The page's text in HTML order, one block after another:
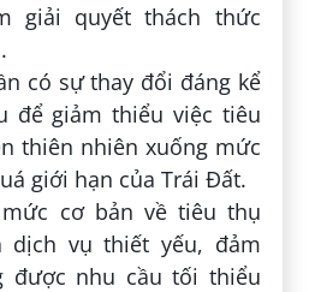
giải quyết thách thức
có sự thay đổi đáng kể
để giảm thiểu việc tiêu
thiên nhiên xuống mức
giới hạn của Trái Đất.
cơ bản về tiêu thụ
dịch vụ thiết yếu, đảm
được nhu cầu tối thiểu